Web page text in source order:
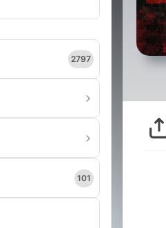
2797
101